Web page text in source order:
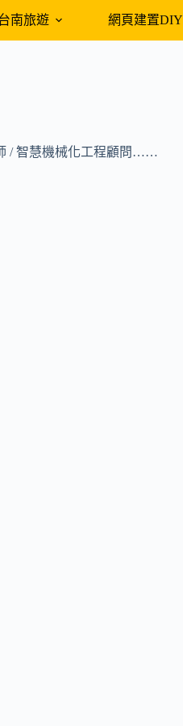
南旅遊 網頁建置DIY
/ 智慧機械化工程顧問……